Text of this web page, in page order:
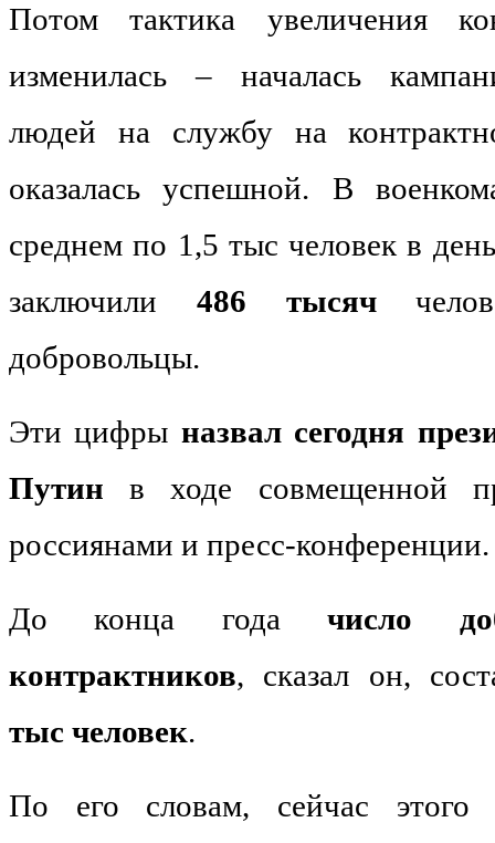
Потом тактика увеличения
изменилась – началась
людей на службу на
оказалась успешной. В
среднем по 1,5 тыс человек в
заключили 486 тысяч
добровольцы.
Эти цифры назвал сегодня
Путин в ходе совмещенной
россиянами и пресс-конференции.
До конца годачисло
контрактников, сказал он,
тыс человек.
По его словам, сейчас этого